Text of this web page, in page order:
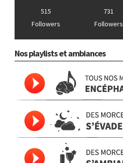
515
Followers
731
Followers
Nos playlists et ambiances